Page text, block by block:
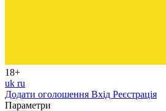
18+
uk ru
Додати оголошення Вхід Реєстрація
Параметри